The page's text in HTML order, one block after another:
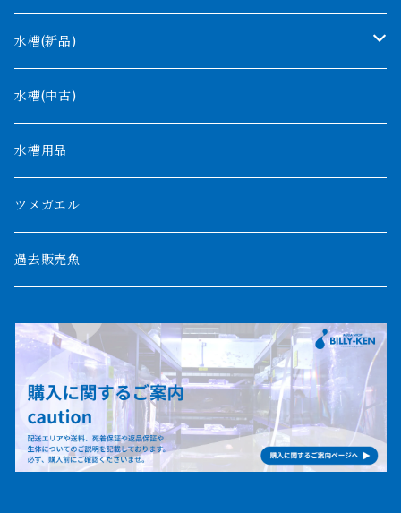
タンガニーカ
モケレンベンベ
デルヘッジ
ザイールグリーン
パルマス
ポーリー
セネガルス
ナイル川
ナイジェリア
ブリードポリプ
エンドリケリー
ビキールビキール
水槽(新品)
1200mm以下
1500mm
1800mm
2000mm以上
水槽(中古)
水槽用品
ツメガエル
過去販売魚